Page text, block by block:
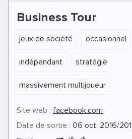
Business Tour
jeux de société occasionnel
indépendant stratégie
massivement multijoueur
Site web : facebook.com
Date de sortie : 06 oct. 2016/